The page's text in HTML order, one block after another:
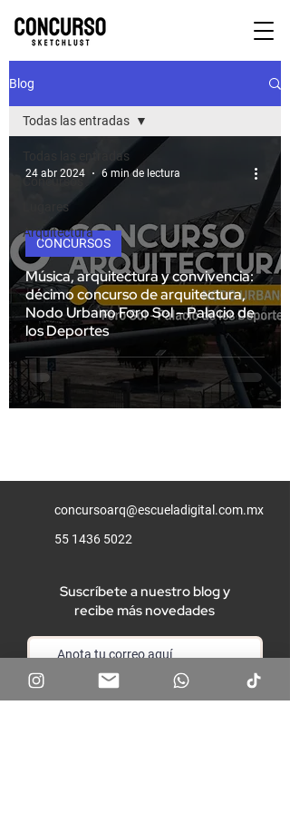
Blog
Todas las entradas
Concursos
Lugares
Arquitectura
Todas las entradas
Música, arquitectura y convivencia:
décimo concurso de arquitectura,
Nodo Urbano Foro Sol – Palacio de
los Deportes
CONCURSOS
24 abr 2024 6 min de lectura
concursoarq@escueladigital.com.mx
55 1436 5022
Suscríbete a nuestro blog y
recibe más novedades